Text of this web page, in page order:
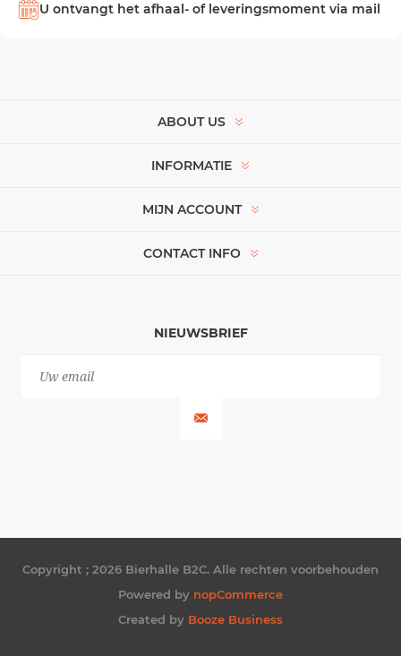
U ontvangt het afhaal- of leveringsmoment via mail
ABOUT US
INFORMATIE
MIJN ACCOUNT
CONTACT INFO
NIEUWSBRIEF
Copyright ; 2026 Bierhalle B2C. Alle rechten voorbehouden
Powered by nopCommerce
Created by Booze Business